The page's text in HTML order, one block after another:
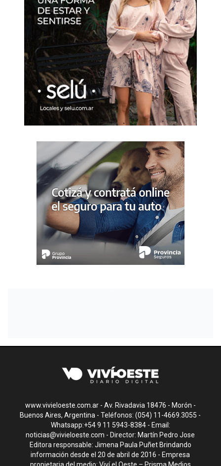
www.vivieloeste.com.ar - Av. Rivadavia 18476 - Morón -
Buenos Aires, Argentina - Teléfonos: (054) 11-4669.3055 -
Whatsapp:+54 9 11 5943-8384 - Email:
noticias@vivieloeste.com - Director: Martín Pedro Jose
Editora responsable: Jimena Paula Puñet Brindando
información desde el 20 de abril de 2016 - Empresa